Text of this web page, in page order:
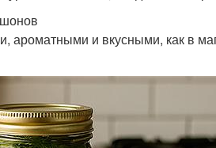
ароматными и вкусными, как в